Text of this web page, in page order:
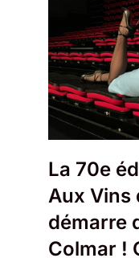
La 70e
Aux Vins
démarre
Colmar !